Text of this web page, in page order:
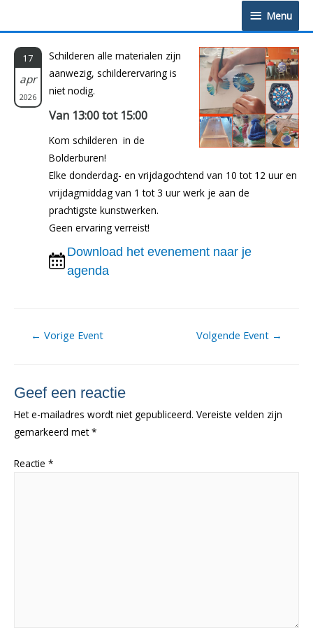
Menu
Menu
17
apr
2026
Schilderen alle materialen zijn
aanwezig, schilderervaring is
niet nodig.
Van 13:00 tot 15:00
Kom schilderen in de
Bolderburen!
Elke donderdag- en vrijdagochtend van 10 tot 12 uur en
vrijdagmiddag van 1 tot 3 uur werk je aan de
prachtigste kunstwerken.
Geen ervaring verreist!
Download het evenement naar je
agenda
Berichtnavigatie
← Vorige Event Volgende Event →
Geef een reactie
Het e-mailadres wordt niet gepubliceerd. Vereiste velden zijn
gemarkeerd met*
Reactie *